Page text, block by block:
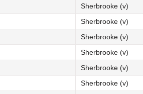
Sherbrooke (v)
Sherbrooke (v)
Sherbrooke (v)
Sherbrooke (v)
Sherbrooke (v)
Sherbrooke (v)